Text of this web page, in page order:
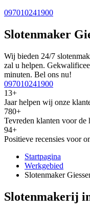
097010241900
Slotenmaker
Wij bieden 24/7
zal u helpen.
minuten. Bel ons nu!
097010241900
13+
Jaar helpen wij onze
780+
Tevreden klanten voor de
94+
Positieve recensies voor
Startpagina
Werkgebied
Slotenmaker
Slotenmakerij